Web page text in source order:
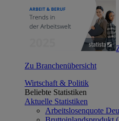
Zu Branchenübersicht
Wirtschaft & Politik
Beliebte Statistiken
Aktuelle Statistiken
Arbeitslosenquote